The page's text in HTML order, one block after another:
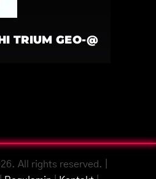
TRIUM GEO-@
All rights reserved. |